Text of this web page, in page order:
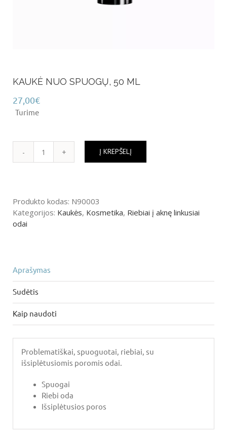
KAUKĖ NUO SPUOGŲ, 50 ML
27,00€
Turime
produkto
SPUOGŲ,
50
Į KREPŠELĮ
Produkto kodas: N90003
Kategorijos: Kaukės, Kosmetika, Riebiai į aknę linkusiai
odai
Aprašymas
Sudėtis
Kaip naudoti
Problematiškai, spuoguotai, riebiai, su
išsiplėtusiomis poromis odai.
Spuogai
Riebi oda
Išsiplėtusios poros